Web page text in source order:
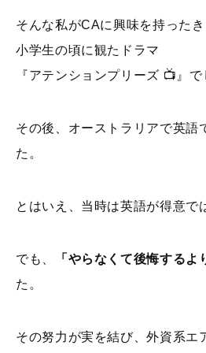
そんな私がCAに興味を持ったき
小学生の頃に観たドラマ
『アテンションプリーズ 📺』で
その後、オーストラリアで英語
た。
とはいえ、当時は英語が得意
でも、 「やらなくて後悔するよ
た。
その努力が実を結び、外資系エ